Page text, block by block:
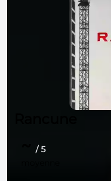
/ 5